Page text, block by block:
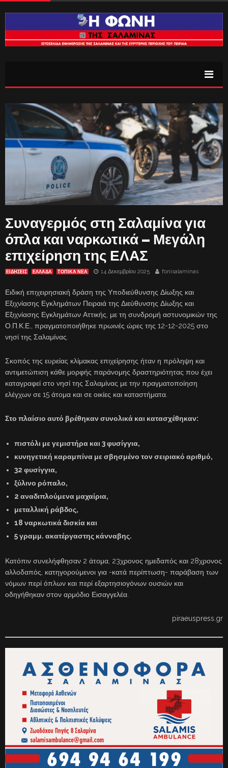
Συναγερμός στη Σαλαμίνα για
όπλα και ναρκωτικά – Μεγάλη
επιχείρηση της ΕΛΑΣ
ΕΙΔΗΣΕΙΣ ΕΛΛΑΔΑ ΤΟΠΙΚΑ ΝΕΑ 14 Δεκεμβρίου 2025 fonisalaminas
Ειδική επιχειρησιακή δράση της Υποδιεύθυνσης Δίωξης και
Εξιχνίασης Εγκλημάτων Πειραιά της Διεύθυνσης Δίωξης και
Εξιχνίασης Εγκλημάτων Αττικής, με τη συνδρομή αστυνομικών της
Ο.Π.Κ.Ε., πραγματοποιήθηκε πρωινές ώρες της 12-12-2025 στο
νησί της Σαλαμίνας.
Σκοπός της ευρείας κλίμακας επιχείρησης ήταν η πρόληψη και
αντιμετώπιση κάθε μορφής παράνομης δραστηριότητας που έχει
καταγραφεί στο νησί της Σαλαμίνας με την πραγματοποίηση
ελέγχων σε 15 άτομα και σε οικίες και καταστήματα.
Στο πλαίσιο αυτό βρέθηκαν συνολικά και κατασχέθηκαν:
πιστόλι με γεμιστήρα και 3 φυσίγγια,
κυνηγετική καραμπίνα με σβησμένο τον σειριακό αριθμό,
32 φυσίγγια,
ξύλινο ρόπαλο,
2 αναδιπλούμενα μαχαίρια,
μεταλλική ράβδος,
18 ναρκωτικά δισκία και
5 γραμμ. ακατέργαστης κάνναβης.
Κατόπιν συνελήφθησαν 2 άτομα, 23χρονος ημεδαπός και 28χρονος
αλλοδαπός, κατηγορούμενοι για -κατά περίπτωση- παράβαση των
νόμων περί όπλων και περί εξαρτησιογόνων ουσιών και
οδηγήθηκαν στον αρμόδιο Εισαγγελέα.
piraeuspress.gr